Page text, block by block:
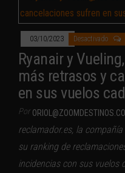
03/10/2023 Desactivado
Ryanair y
más retrasos y
en sus vuelos
Por
reclamador.es, la
su ranking de
incidencias con sus vuelos